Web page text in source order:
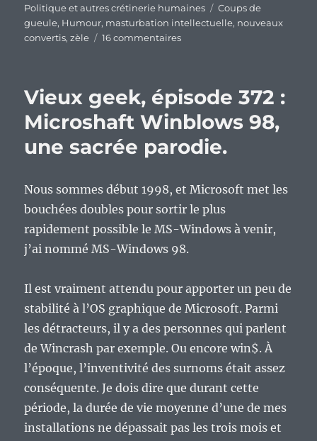
le
Politique et autres crétinerie humaines
Étiquettes
Coups de
gueule, Humour, masturbation intellectuelle, nouveaux
convertis,zèle 16 commentairessur
des
nouveaux
convertis…
Vieux geek, épisode 372 :
Microshaft Winblows 98,
une sacrée parodie.
Nous sommes début 1998, et Microsoft met les
bouchées doubles pour sortir le plus
rapidement possible le MS-Windows à venir,
j’ai nommé MS-Windows 98.
Il est vraiment attendu pour apporter un peu de
stabilité à l’OS graphique de Microsoft. Parmi
les détracteurs, il y a des personnes qui parlent
de Wincrash par exemple. Ou encore win$. À
l’époque, l’inventivité des surnoms était assez
conséquente. Je dois dire que durant cette
période, la durée de vie moyenne d’une de mes
installations ne dépassait pas les trois mois et